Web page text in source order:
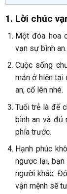
1. Lời chúc
Một đóa hoa
vạn sự bình an.
Cuộc sống
mắn ở hiện tại
an, cố lên nhé.
Tuổi trẻ là để
bình an và đủ
phía trước.
Hạnh phúc
ngược lại, bạn
người khác.
vận mệnh sẽ